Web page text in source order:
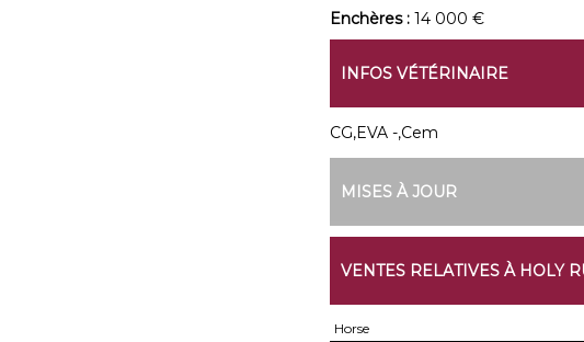
Enchères : 14 000 €
INFOS VÉTÉRINAIRE
CG,EVA -,Cem
MISES À JOUR
VENTES RELATIVES À HOLY
Horse